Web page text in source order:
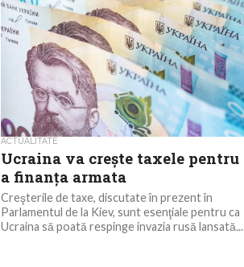
ACTUALITATE
Ucraina va creşte taxele pentru
a finanţa armata
Creşterile de taxe, discutate în prezent în
Parlamentul de la Kiev, sunt esenţiale pentru ca
Ucraina să poată respinge invazia rusă lansată...